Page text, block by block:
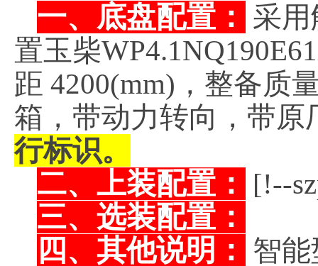
一、底盘配置：
采用
置玉柴
距 4200(mm)，整备质
箱，带动力转向，带原
行标识。
二、上装配置：
[!--
三、选装配置：
四、其他说明：
智